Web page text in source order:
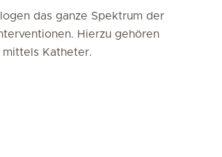
das ganze Spektrum der
Hierzu gehören
mittels Katheter.